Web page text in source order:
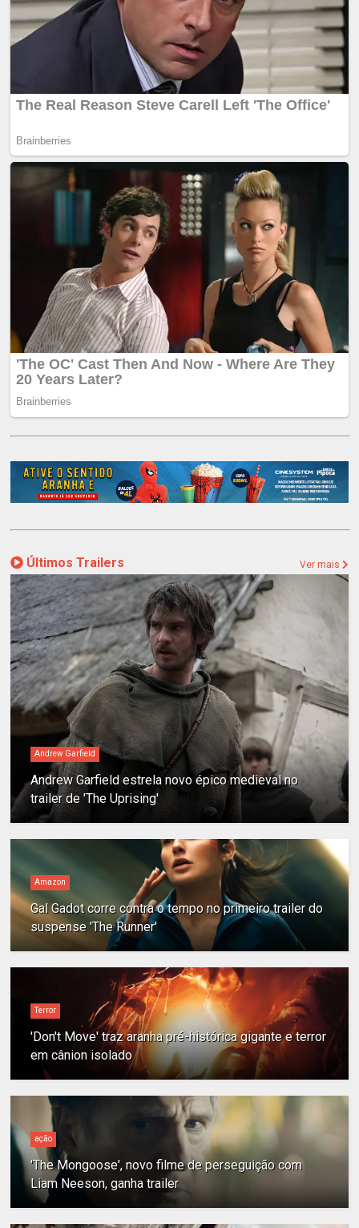
Últimos Trailers Ver mais
Andrew Garfield
Andrew Garfield estrela novo épico medieval no
trailer de 'The Uprising'
Amazon
Gal Gadot corre contra o tempo no primeiro trailer do
suspense 'The Runner'
Terror
'Don't Move' traz aranha pré-histórica gigante e terror
em cânion isolado
ação
'The Mongoose', novo filme de perseguição com
Liam Neeson, ganha trailer